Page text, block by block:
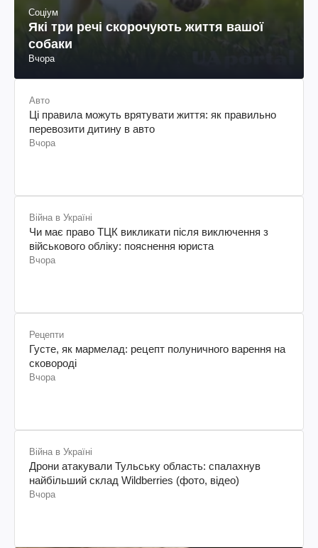
Соціум
Які три речі скорочують життя вашої
собаки
Вчора
Авто
Ці правила можуть врятувати життя: як правильно
перевозити дитину в авто
Вчора
Війна в Україні
Чи має право ТЦК викликати після виключення з
військового обліку: пояснення юриста
Вчора
Рецепти
Густе, як мармелад: рецепт полуничного варення на
сковороді
Вчора
Війна в Україні
Дрони атакували Тульську область: спалахнув
найбільший склад Wildberries (фото, відео)
Вчора